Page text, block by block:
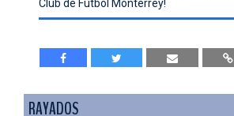
Club de Futbol Monterrey!
RAYADOS